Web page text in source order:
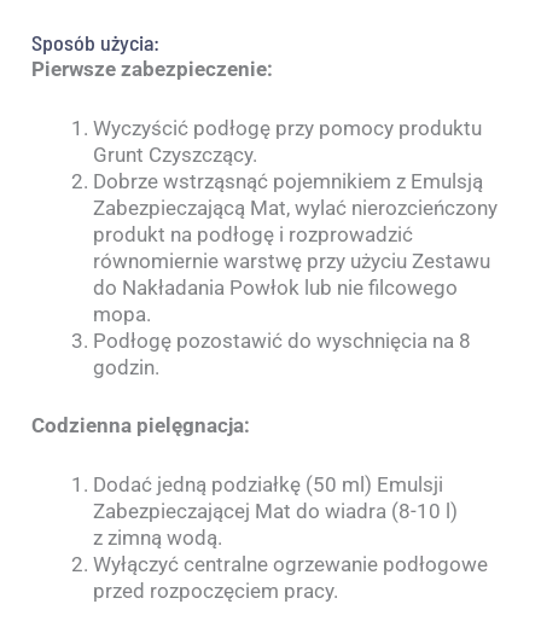
Sposób użycia:
Pierwsze zabezpieczenie:
Wyczyścić podłogę przy pomocy produktu
Grunt Czyszczący.
Dobrze wstrząsnąć pojemnikiem z Emulsją
Zabezpieczającą Mat, wylać nierozcieńczony
produkt na podłogę i rozprowadzić
równomiernie warstwę przy użyciu Zestawu
do Nakładania Powłok lub nie filcowego
mopa.
Podłogę pozostawić do wyschnięcia na 8
godzin.
Codzienna pielęgnacja:
Dodać jedną podziałkę (50 ml) Emulsji
Zabezpieczającej Mat do wiadra (8-10 l)
z zimną wodą.
Wyłączyć centralne ogrzewanie podłogowe
przed rozpoczęciem pracy.